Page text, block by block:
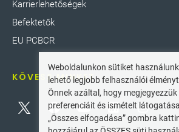
Karrierlehetőségek
Befektetők
EU PCBCR
KÖVESS MINKET
Weboldalunkon sütiket
lehető legjobb felhasználói
Önnek azáltal, hogy megjegyezzük
preferenciáit és ismételt
„Összes elfogadása” gombra